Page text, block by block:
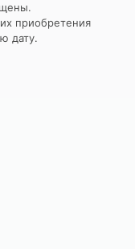
приобретения
дату.